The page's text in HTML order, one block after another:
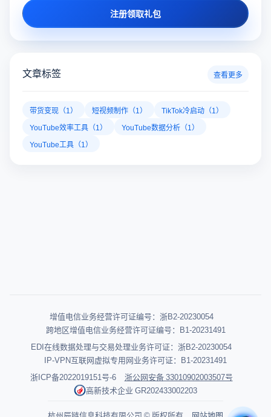
注册领取礼包
文章标签 查看更多
带货变现（1） 短视频制作（1）
TikTok冷启动（1）
YouTube效率工具（1）
YouTube数据分析（1）
YouTube工具（1）
增值电信业务经营许可证编号：浙B2-20230054
跨地区增值电信业务经营许可证编号：B1-20231491
EDI在线数据处理与交易处理业务许可证：浙B2-20230054
IP-VPN互联网虚拟专用网业务许可证：B1-20231491
浙ICP备2022019151号-6
浙公网安备 33010902003507号
高新技术企业 GR202433002203